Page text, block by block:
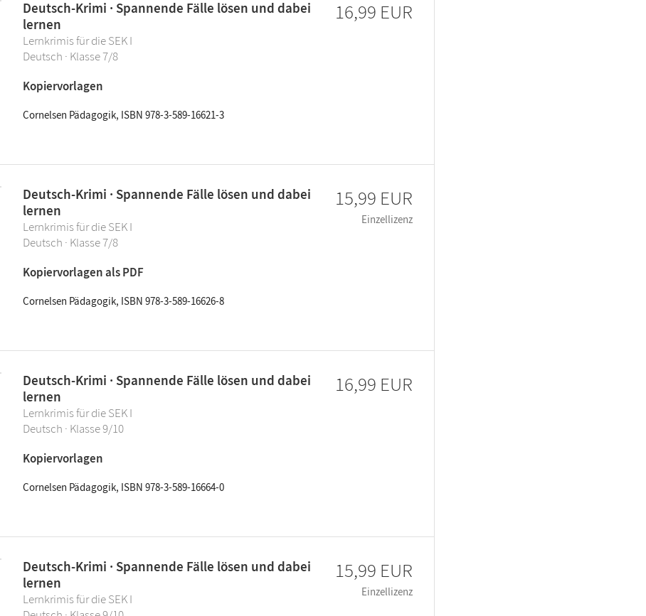
Deutsch-Krimi · Spannende Fälle lösen und dabei
lernen
Lernkrimis für die SEK I
Deutsch · Klasse 7/8
Kopiervorlagen
Cornelsen Pädagogik, ISBN 978-3-589-16621-3
16,99 EUR
Deutsch-Krimi · Spannende Fälle lösen und dabei
lernen
Lernkrimis für die SEK I
Deutsch · Klasse 7/8
Kopiervorlagen als PDF
Cornelsen Pädagogik, ISBN 978-3-589-16626-8
15,99 EUR
Einzellizenz
Deutsch-Krimi · Spannende Fälle lösen und dabei
lernen
Lernkrimis für die SEK I
Deutsch · Klasse 9/10
Kopiervorlagen
Cornelsen Pädagogik, ISBN 978-3-589-16664-0
16,99 EUR
Deutsch-Krimi · Spannende Fälle lösen und dabei
lernen
Lernkrimis für die SEK I
15,99 EUR
Einzellizenz